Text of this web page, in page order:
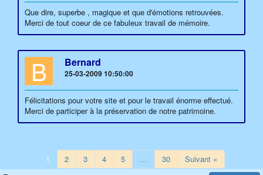
Que dire, superbe , magique et que d'émotions retrouvées.
Merci de tout coeur de ce fabuleux travail de mémoire.
B Bernard
25-03-2009 10:50:00
Félicitations pour votre site et pour le travail énorme effectué.
Merci de participer à la préservation de notre patrimoine.
1 2 3 4 5 … 30 Suivant »